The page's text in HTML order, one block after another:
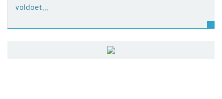
voldoet…